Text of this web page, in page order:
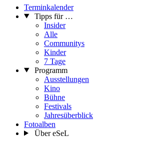
Terminkalender
Tipps für …
Insider
Alle
Communitys
Kinder
7 Tage
Programm
Ausstellungen
Kino
Bühne
Festivals
Jahresüberblick
Fotoalben
Über eSeL